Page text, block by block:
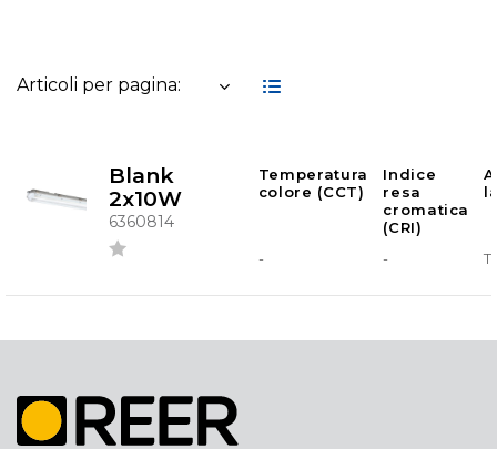
Articoli per pagina:
Blank
2x10W
6360814
Temperatura
colore (CCT)
Indice
resa
cromatica
(CRI)
- -